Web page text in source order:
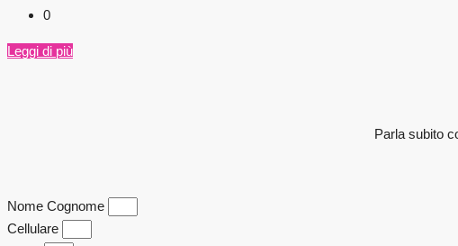
0
Leggi di più
Parla subito
Nome Cognome
Cellulare